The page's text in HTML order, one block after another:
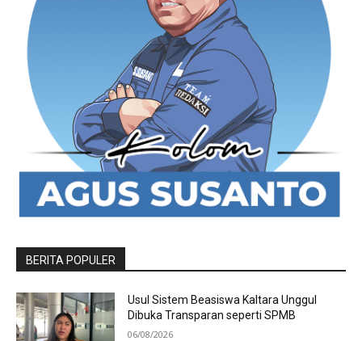
BERITA POPULER
Usul Sistem Beasiswa Kaltara Unggul
Dibuka Transparan seperti SPMB
06/08/2026